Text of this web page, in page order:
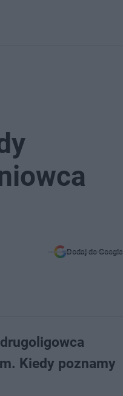
Dodaj do Google
Kiedy poznamy